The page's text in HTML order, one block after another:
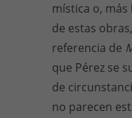
mística o,
de estas
referencia de
que Pérez se
de
no parecen